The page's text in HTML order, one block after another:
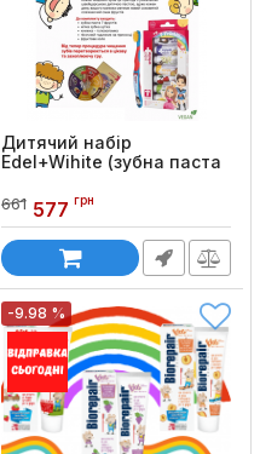
Дитячий набір
Edel+Wihite (зубна паста
Код товару: 957
661 577 грн
-9.98 %